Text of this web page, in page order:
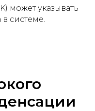
может указывать
в системе.